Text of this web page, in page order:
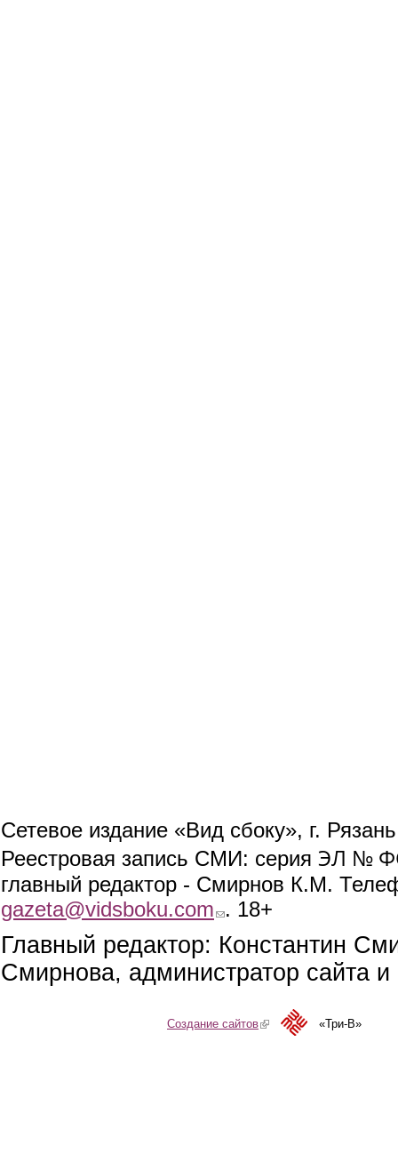
Сетевое издание «Вид сбоку», г.
Реестровая запись СМИ: серия ЭЛ №
главный редактор - Смирнов К.М.
gazeta@vidsboku.com (link sends e-mail)
. 18+
Главный редактор: Константин
Смирнова, администратор сайта
Создание сайтов(link is external)«Три-В»